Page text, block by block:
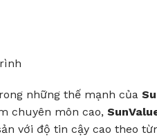
những thế mạnh của
chuyên môn cao,
với độ tin cậy cao theo